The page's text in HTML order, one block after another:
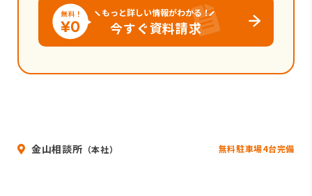
もっと詳しい情報がわかる！
今すぐ資料請求
金山相談所 （本社） 無料駐車場4台完備